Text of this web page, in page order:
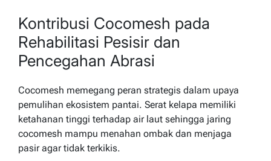
Kontribusi Cocomesh pada
Rehabilitasi Pesisir dan
Pencegahan Abrasi
Cocomesh memegang peran strategis dalam upaya
pemulihan ekosistem pantai. Serat kelapa memiliki
ketahanan tinggi terhadap air laut sehingga jaring
cocomesh mampu menahan ombak dan menjaga
pasir agar tidak terkikis.